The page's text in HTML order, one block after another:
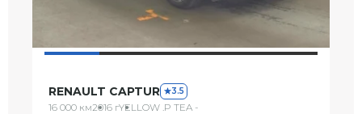
RENAULT CAPTUR 3.5
16 000 км2016 гYELLOW .P TEA -